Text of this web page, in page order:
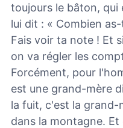
toujours le bâton, qui
lui dit : « Combien
Fais voir ta note ! Et
on va régler les
Forcément, pour
est une grand-mère
la fuit, c'est la grand-
dans la montagne.